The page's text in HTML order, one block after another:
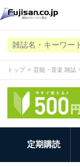
トップ 芸能・音楽 雑誌
定期購読